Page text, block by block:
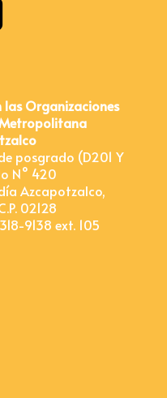
Organizaciones
posgrado (D201 Y
N° 420
Azcapotzalco,
02128
9138 ext. 105